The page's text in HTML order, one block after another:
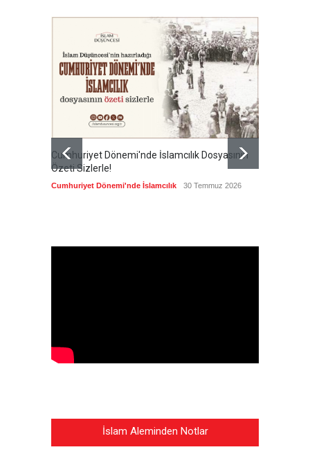
Cumhuriyet Dönemi'nde İslamcılık Dosyasının
Özeti Sizlerle!
Cumhuriyet Dönemi'nde İslamcılık 30 Temmuz 2026
İslam Aleminden Notlar